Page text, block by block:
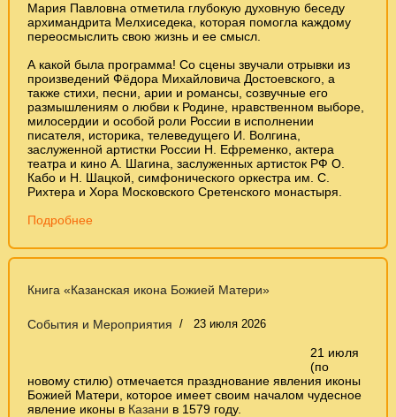
Мария Павловна отметила глубокую духовную беседу
архимандрита Мелхиседека, которая помогла каждому
переосмыслить свою жизнь и ее смысл.
А какой была программа! Со сцены звучали отрывки из
произведений Фёдора Михайловича Достоевского, а
также стихи, песни, арии и романсы, созвучные его
размышлениям о любви к Родине, нравственном выборе,
милосердии и особой роли России в исполнении
писателя, историка, телеведущего И. Волгина,
заслуженной артистки России Н. Ефременко, актера
театра и кино А. Шагина, заслуженных артисток РФ О.
Кабо и Н. Шацкой, симфонического оркестра им. С.
Рихтера и Хора Московского Сретенского монастыря.
Подробнее
Книга «Казанская икона Божией Матери»
События и Мероприятия 23 июля 2026
21 июля
(по
новому стилю) отмечается празднование явления иконы
Божией Матери, которое имеет своим началом чудесное
явление иконы в Казани в 1579 году.